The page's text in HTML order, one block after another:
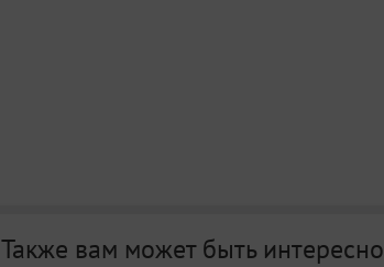
Также вам может быть интересно